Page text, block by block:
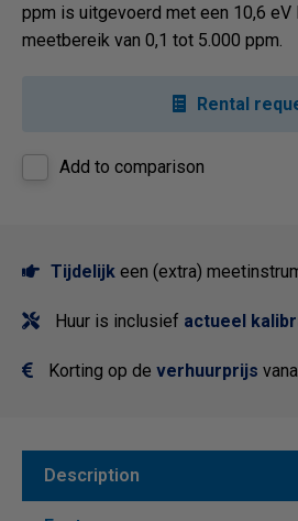
ppm is uitgevoerd met een 10,6 eV
meetbereik van 0,1 tot 5.000 ppm.
Rental
Add to comparison
Tijdelijk een (extra)
Huur is inclusief actueel
Korting op de verhuurprijs
Description